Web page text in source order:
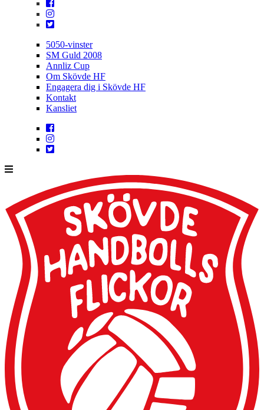
5050-vinster
SM Guld 2008
Annliz Cup
Om Skövde HF
Engagera dig i Skövde HF
Kontakt
Kansliet